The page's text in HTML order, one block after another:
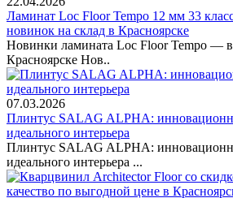
Ламинат Loc Floor Tempo 12 мм 33
новинок на склад в Красноярске
Новинки ламината Loc Floor Tempo —
Красноярске Нов..
07.03.2026
Плинтус SALAG ALPHA:
идеального интерьера
Плинтус SALAG ALPHA:
идеального интерьера ...